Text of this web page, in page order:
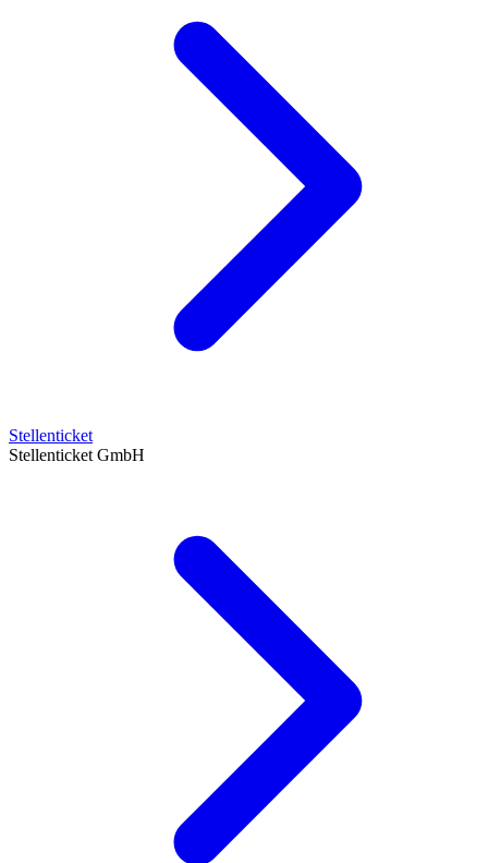
Stellenticket
Stellenticket GmbH